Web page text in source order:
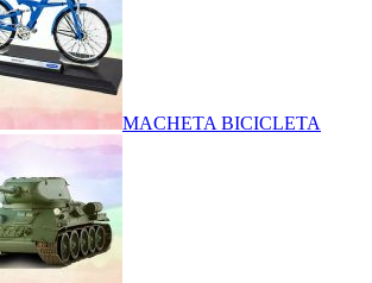
MACHETA BICICLETA